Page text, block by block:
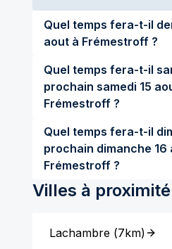
Quel temps fera-t-il demain
aout à Frémestroff ?
Quel temps fera-t-il
prochain samedi 15 aout à
Frémestroff ?
Quel temps fera-t-il
prochain dimanche 16 aout à
Frémestroff ?
Villes à proximité
Lachambre(7km)